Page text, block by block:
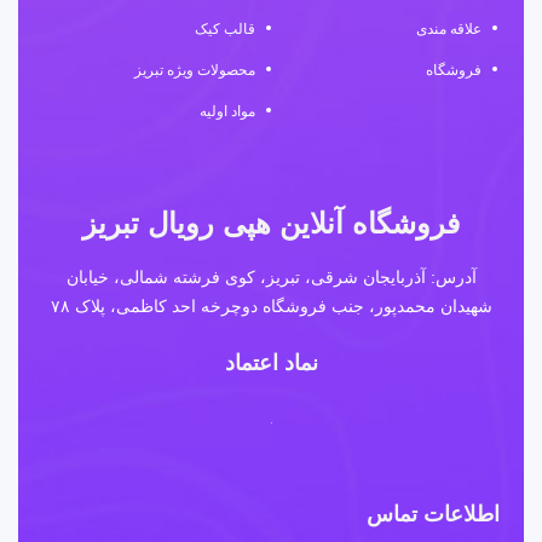
علاقه مندی
فروشگاه
قالب کیک
محصولات ویژه تبریز
مواد اولیه
فروشگاه آنلاین هپی رویال تبریز
آدرس: آذربایجان شرقی، تبریز، کوی فرشته شمالی، خیابان
شهیدان محمدپور، جنب فروشگاه دوچرخه احد کاظمی، پلاک ۷۸
نماد اعتماد
اطلاعات تماس